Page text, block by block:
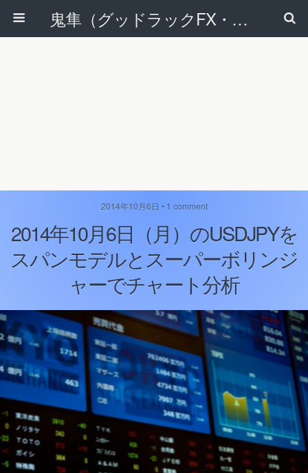
鬼隼（グッドラックFX・改）
2014年10月6日 • 1 comment
2014年10月6日（月）のUSDJPYを
スパンモデルとスーパーボリンジ
ャーでチャート分析